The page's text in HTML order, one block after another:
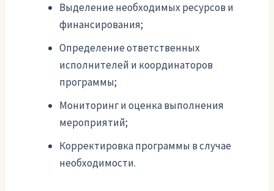
Выделение необходимых ресурсов и
финансирования;
Определение ответственных
исполнителей и координаторов
программы;
Мониторинг и оценка выполнения
мероприятий;
Корректировка программы в случае
необходимости.